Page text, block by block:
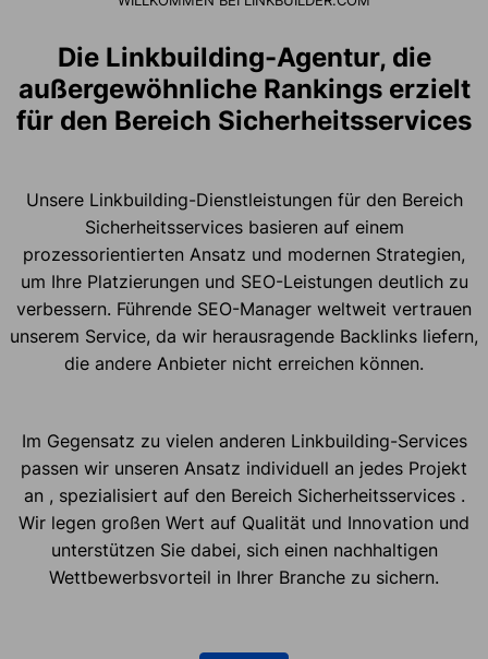
Die Linkbuilding-Agentur, die
außergewöhnliche Rankings erzielt
für den Bereich Sicherheitsservices
Unsere Linkbuilding-Dienstleistungen für den Bereich
Sicherheitsservices basieren auf einem
prozessorientierten Ansatz und modernen Strategien,
um Ihre Platzierungen und SEO-Leistungen deutlich zu
verbessern. Führende SEO-Manager weltweit vertrauen
unserem Service, da wir herausragende Backlinks liefern,
die andere Anbieter nicht erreichen können.
Im Gegensatz zu vielen anderen Linkbuilding-Services
passen wir unseren Ansatz individuell an jedes Projekt
an , spezialisiert auf den Bereich Sicherheitsservices .
Wir legen großen Wert auf Qualität und Innovation und
unterstützen Sie dabei, sich einen nachhaltigen
Wettbewerbsvorteil in Ihrer Branche zu sichern.